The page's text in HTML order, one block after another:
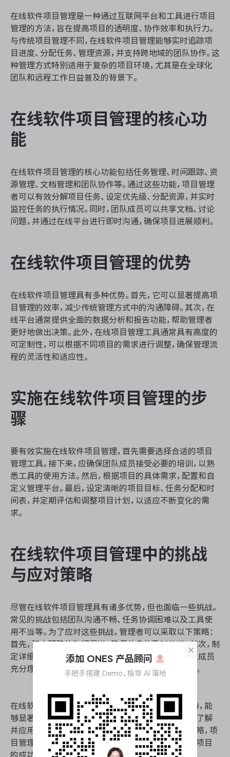
研发效能管理
DevOps
资源和工时管理
IPD 研发管理
ONES 资讯
ONES 资讯
在线软件项目管理是一种通过互联网平台和工具进行项目
管理的方法，旨在提高项目的透明度、协作效率和执行力。
与传统项目管理不同，在线软件项目管理能够实时追踪项
目进度、分配任务、管理资源，并支持跨地域的团队协作。这
种管理方式特别适用于复杂的项目环境，尤其是在全球化
团队和远程工作日益普及的背景下。
在线软件项目管理的核心功
能
在线软件项目管理的核心功能包括任务管理、时间跟踪、资
源管理、文档管理和团队协作等。通过这些功能，项目管理
者可以有效分解项目任务、设定优先级、分配资源，并实时
监控任务的执行情况。同时，团队成员可以共享文档、讨论
问题，并通过在线平台进行即时沟通，确保项目进展顺利。
在线软件项目管理的优势
在线软件项目管理具有多种优势。首先，它可以显著提高项
目管理的效率，减少传统管理方式中的沟通障碍。其次，在
线平台通常提供全面的数据分析和报告功能，帮助管理者
更好地做出决策。此外，在线项目管理工具通常具有高度的
可定制性，可以根据不同项目的需求进行调整，确保管理流
程的灵活性和适应性。
实施在线软件项目管理的步
骤
要有效实施在线软件项目管理，首先需要选择合适的项目
管理工具。接下来，应确保团队成员接受必要的培训，以熟
悉工具的使用方法。然后，根据项目的具体需求，配置和自
定义管理平台。最后，设定清晰的项目目标、任务分配和时
间表，并定期评估和调整项目计划，以适应不断变化的需
求。
在线软件项目管理中的挑战
与应对策略
尽管在线软件项目管理具有诸多优势，但也面临一些挑战。
常见的挑战包括团队沟通不畅、任务协调困难以及工具使
用不当等。为了应对这些挑战，管理者可以采取以下策略：
首先，建立明确的沟通渠道，确保信息的及时传递；其次，制
定详细的任务计划，并定期检查进度；最后，确保团队成员
充分理解和掌握管理工具的功能，从而最大化其效用。
在线软件项目管理为现代项目管理提供了强大的支持，能
够显著提升项目的执行效率和团队的协作能力。通过了解
并应用在线软件项目管理的核心功能、优势及应对策略，项
目管理者可以更好地应对各种复杂的项目环境，确保项目
的成功实施。
×
添加 ONES 产品顾问
手把手搭建 Demo，指导 AI 落地